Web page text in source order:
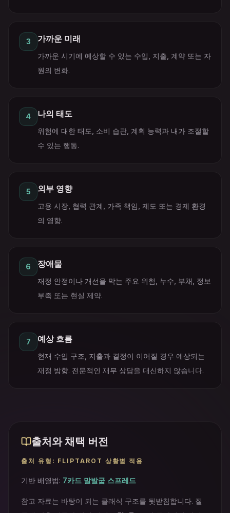
3 가까운 미래
가까운 시기에 예상할 수 있는 수입, 지출, 계약 또는 자
원의 변화.
4 나의 태도
위험에 대한 태도, 소비 습관, 계획 능력과 내가 조절할
수 있는 행동.
5 외부 영향
고용 시장, 협력 관계, 가족 책임, 제도 또는 경제 환경
의 영향.
6 장애물
재정 안정이나 개선을 막는 주요 위험, 누수, 부채, 정보
부족 또는 현실 제약.
7 예상 흐름
현재 수입 구조, 지출과 결정이 이어질 경우 예상되는
재정 방향. 전문적인 재무 상담을 대신하지 않습니다.
출처와 채택 버전
출처 유형 : FLIPTAROT 상황별 적용
기반 배열법: 7카드 말발굽 스프레드
참고 자료는 바탕이 되는 클래식 구조를 뒷받침합니다. 질